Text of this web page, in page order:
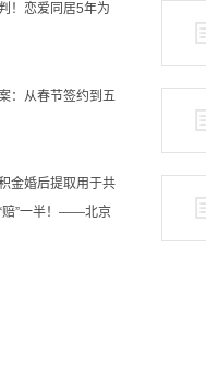
！恋爱同居5年为
：从春节签约到五
金婚后提取用于共
赔”一半！——北京